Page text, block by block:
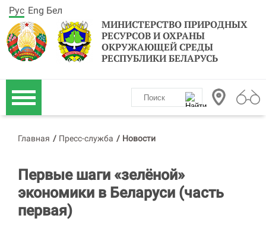
МИНИСТЕРСТВО ПРИРОДНЫХ
РЕСУРСОВ И ОХРАНЫ
ОКРУЖАЮЩЕЙ СРЕДЫ
РЕСПУБЛИКИ БЕЛАРУСЬ
Рус Eng Бел
Главная / Пресс-служба / Новости
Первые шаги «зелёной»
экономики в Беларуси (часть
первая)